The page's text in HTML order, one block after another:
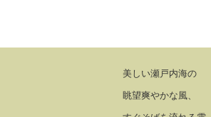
美しい瀬戸内海の
眺望爽やかな風、